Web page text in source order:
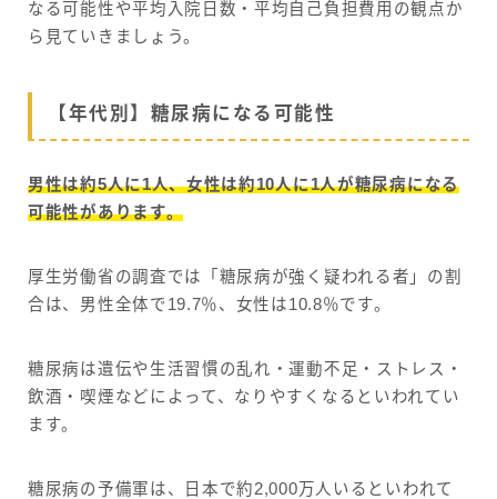
なる可能性や平均入院日数・平均自己負担費用の観点か
ら見ていきましょう。
【年代別】糖尿病になる可能性
男性は約5人に1人、女性は約10人に1人が糖尿病になる
可能性があります。
厚生労働省の調査では「糖尿病が強く疑われる者」の割
合は、男性全体で19.7％、女性は10.8％です。
糖尿病は遺伝や生活習慣の乱れ・運動不足・ストレス・
飲酒・喫煙などによって、なりやすくなるといわれてい
ます。
糖尿病の予備軍は、日本で約2,000万人いるといわれて